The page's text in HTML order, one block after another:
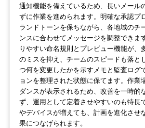
通知機能を備えているため、長いメール
ずに作業を進められます。明確な承認プ
ランドトーンを保ちながら、各地域のチ
ンスに合わせてメッセージを調整できま
りやすい命名規則とプレビュー機能が、
のミスを抑え、チームのスピードも落と
つ何を変更したかを示すメモと監査ログ
ョンを整理された状態に保てます。作業
ダンスが表示されるため、改善を一時的
ず、運用として定着させやすいのも特長
やデバイスが増えても、計画を進化させ
果につなげられます。